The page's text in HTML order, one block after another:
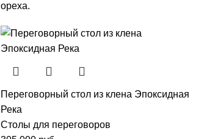
ореха.
Переговорный стол из клена Эпоксидная
Река
Столы для переговоров